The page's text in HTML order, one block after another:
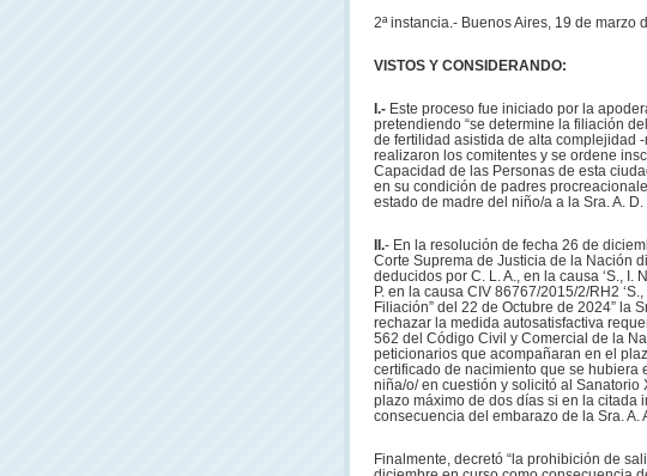
2ª instancia.- Buenos Aires, 19 de marzo
VISTOS Y CONSIDERANDO:
I.- Este proceso fue iniciado por la
pretendiendo “se determine la filiación
de fertilidad asistida de alta complejidad
realizaron los comitentes y se ordene
Capacidad de las Personas de esta
en su condición de padres
estado de madre del niño/a a la Sra. A. D.
II.- En la resolución de fecha 26 de
Corte Suprema de Justicia de la Nación
deducidos por C. L. A., en la causa ‘S., I.
P. en la causa CIV 86767/2015/2/RH2
Filiación” del 22 de Octubre de 2024” la
rechazar la medida autosatisfactiva
562 del Código Civil y Comercial de la
peticionarios que acompañaran en el
certificado de nacimiento que se
niña/o/ en cuestión y solicitó al Sanatorio
plazo máximo de dos días si en la
consecuencia del embarazo de la Sra. A.
Finalmente, decretó “la prohibición de